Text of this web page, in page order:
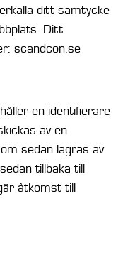
ditt samtycke
Ditt
scandcon.se
en identifierare
av en
sedan lagras av
tillbaka till
åtkomst till